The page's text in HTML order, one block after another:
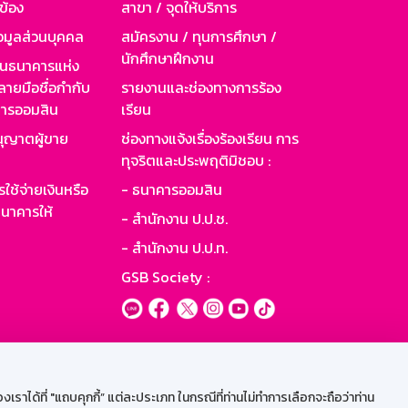
ได้ที่ "แถบคุกกี้” แต่ละประเภท ในกรณีที่ท่านไม่ทำการเลือกจะถือว่าท่าน
อง
มูลส่วนบุคคล
นาคารแห่ง
ายมือชื่อกำกับ
รออมสิน
ญาตผู้ขาย
ช้จ่ายเงินหรือ
คารให้
สาขา / จุดให้บริการ
สมัครงาน / ทุนการศึกษา /
นักศึกษาฝึกงาน
รายงานและช่องทางการร้อง
เรียน
ช่องทางแจ้งเรื่องร้องเรียน การ
ทุจริตและประพฤติมิชอบ :
- ธนาคารออมสิน
- สำนักงาน ป.ป.ช.
- สำนักงาน ป.ป.ท.
GSB Society :